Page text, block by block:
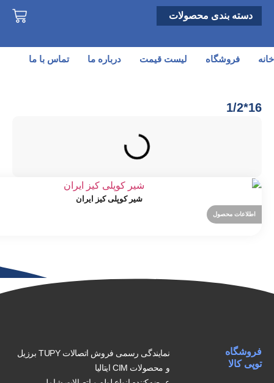
دسته بندی محصولات
خانه فروشگاه لیست قیمت درباره ما تماس با ما
16*1/2
شیر کوپلی کیز ایران
اطلاعات محصول
فروشگاه
توپی کالا
نمایندگی رسمی فروش اتصالات TUPY برزیل
و محصولات CIM ایتالیا